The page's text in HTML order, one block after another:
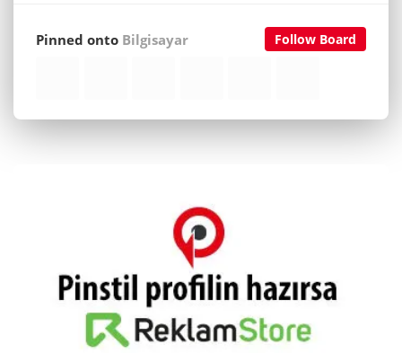
Follow Board
Pinned onto Bilgisayar